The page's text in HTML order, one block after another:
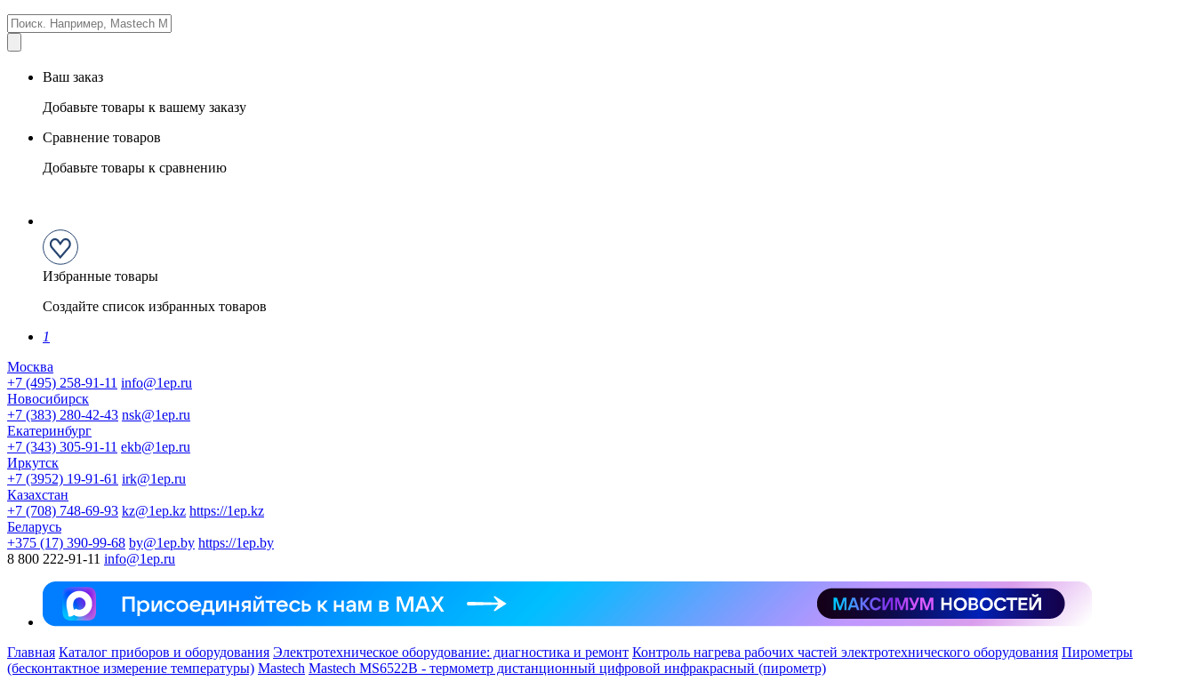
Ваш заказ
Добавьте товары к вашему заказу
Сравнение товаров
Добавьте товары к сравнению
Избранные товары
Создайте список избранных товаров
1
Москва
+7 (495) 258-91-11 info@1ep.ru
Новосибирск
+7 (383) 280-42-43 nsk@1ep.ru
Екатеринбург
+7 (343) 305-91-11 ekb@1ep.ru
Иркутск
+7 (3952) 19-91-61 irk@1ep.ru
Казахстан
+7 (708) 748-69-93 kz@1ep.kz https://1ep.kz
Беларусь
+375 (17) 390-99-68 by@1ep.by https://1ep.by
8 800 222-91-11 info@1ep.ru
Главная Каталог приборов и оборудования Электротехническое оборудование: диагностика и ремонт Контроль нагрева рабочих частей электротехнического оборудования Пирометры
(бесконтактное измерение температуры) Mastech Mastech MS6522B - термометр дистанционный цифровой инфракрасный (пирометр)